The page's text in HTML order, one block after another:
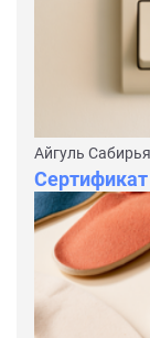
Айгуль